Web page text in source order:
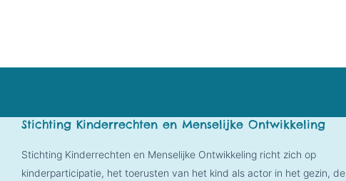
Stichting Kinderrechten en Menselijke Ontwikkeling
Stichting Kinderrechten en Menselijke Ontwikkeling richt zich op
kinderparticipatie, het toerusten van het kind als actor in het gezin, de